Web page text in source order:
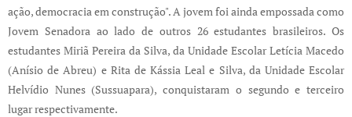
ação, democracia em construção". A jovem foi ainda empossada como
Jovem Senadora ao lado de outros 26 estudantes brasileiros. Os
estudantes Miriã Pereira da Silva, da Unidade Escolar Letícia Macedo
(Anísio de Abreu) e Rita de Kássia Leal e Silva, da Unidade Escolar
Helvídio Nunes (Sussuapara), conquistaram o segundo e terceiro
lugar respectivamente.